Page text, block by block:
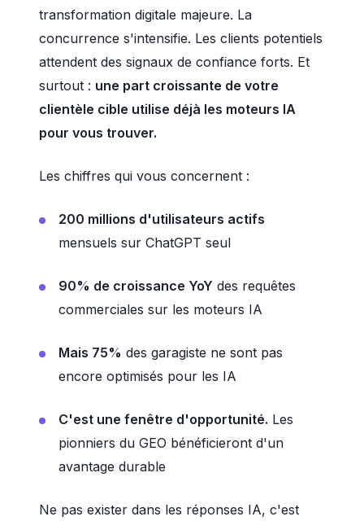
transformation digitale majeure. La
concurrence s'intensifie. Les clients potentiels
attendent des signaux de confiance forts. Et
surtout : une part croissante de votre
clientèle cible utilise déjà les moteurs IA
pour vous trouver.
Les chiffres qui vous concernent :
200 millions d'utilisateurs actifs
mensuels sur ChatGPT seul
90% de croissance YoY des requêtes
commerciales sur les moteurs IA
Mais 75% des garagiste ne sont pas
encore optimisés pour les IA
C'est une fenêtre d'opportunité. Les
pionniers du GEO bénéficieront d'un
avantage durable
Ne pas exister dans les réponses IA, c'est